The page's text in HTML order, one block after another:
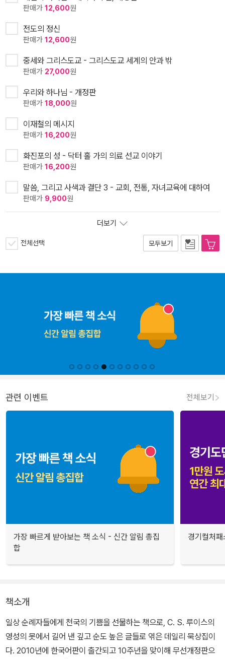
판매가 12,600원
전도의 정신
판매가 12,600원
중세와 그리스도교 - 그리스도교 세계의 안과 밖
판매가 27,000원
우리와 하나님 - 개정판
판매가 18,000원
이재철의 메시지
판매가 16,200원
화진포의 성 - 닥터 홀 가의 의료 선교 이야기
판매가 16,200원
말씀, 그리고 사색과 결단 3 - 교회, 전통, 자녀교육에 대하여
판매가 9,900원
더보기
전체선택 모두보기
관련 이벤트 전체보기
가장 빠르게 받아보는 책 소식 - 신간 알림 총집
합
경기컬처
책소개
일상 순례자들에게 천국의 기쁨을 선물하는 책으로, C. S. 루이스의
영성의 못에서 길어 낸 깊고 순도 높은 글들로 엮은 데일리 묵상집이
다. 2010년에 한국어판이 출간되고 10주년을 맞이해 무선개정판으